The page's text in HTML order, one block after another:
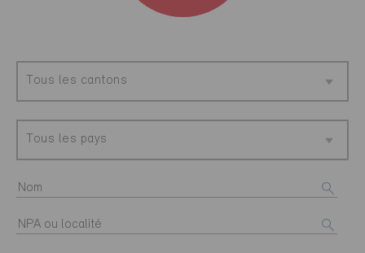
Tous les cantons
Tous les pays